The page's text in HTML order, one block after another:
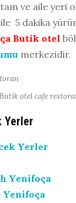
ve aile yeri
5 dakika
Butik otel
merkezidir.
otel cafe
Yerler
Yerler
Yenifoça
Yenifoça